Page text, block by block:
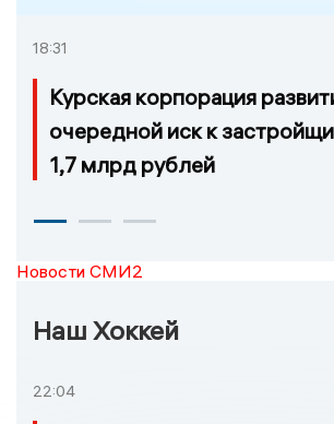
18:31
Курская корпорация
очередной иск к
1,7 млрд рублей
Новости СМИ2
Наш Хоккей
22:04